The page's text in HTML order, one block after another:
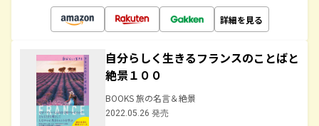
詳細を見る
自分らしく生きるフランスのことばと
絶景１００
BOOKS 旅の名言＆絶景
2022.05.26 発売